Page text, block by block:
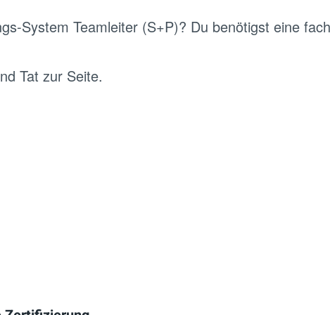
System Teamleiter (S+P)? Du benötigst eine
Tat zur Seite.